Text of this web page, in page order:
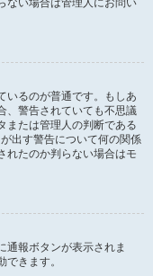
ない場合は管理人にお問い
いるのが普通です。もしあ
、警告されていても不思議
または管理人の判断である
出す警告について何の関係
れたのか判らない場合はモ
通報ボタンが表示されま
きます。